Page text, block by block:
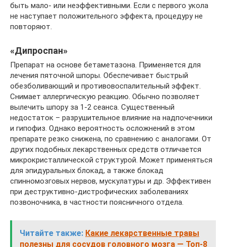
быть мало- или неэффективными. Если с первого укола
не наступает положительного эффекта, процедуру не
повторяют.
«Дипроспан»
Препарат на основе бетаметазона. Применяется для
лечения пяточной шпоры. Обеспечивает быстрый
обезболивающий и противовоспалительный эффект.
Снимает аллергическую реакцию. Обычно позволяет
вылечить шпору за 1-2 сеанса. Существенный
недостаток – разрушительное влияние на надпочечники
и гипофиз. Однако вероятность осложнений в этом
препарате резко снижена, по сравнению с аналогами. От
других подобных лекарственных средств отличается
микрокристаллической структурой. Может применяться
для эпидуральных блокад, а также блокад
спинномозговых нервов, мускулатуры и др. Эффективен
при деструктивно-дистрофических заболеваниях
позвоночника, в частности поясничного отдела.
Читайте также: Какие лекарственные травы
полезны для сосудов головного мозга — Топ-8